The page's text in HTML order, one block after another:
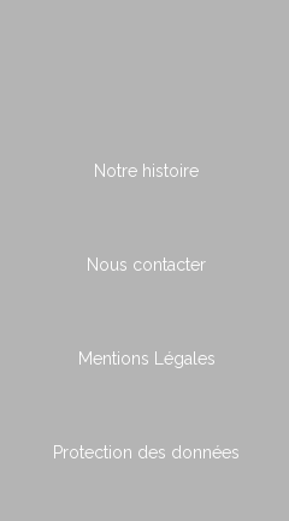
Notre histoire
Nous contacter
Mentions Légales
Protection des données